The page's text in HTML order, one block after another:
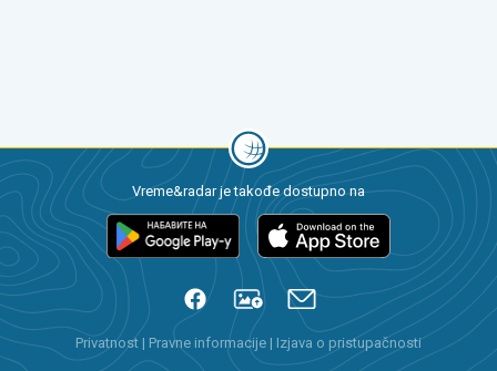
Vreme&radar je takođe dostupno na
Privatnost | Pravne informacije | Izjava o pristupačnosti